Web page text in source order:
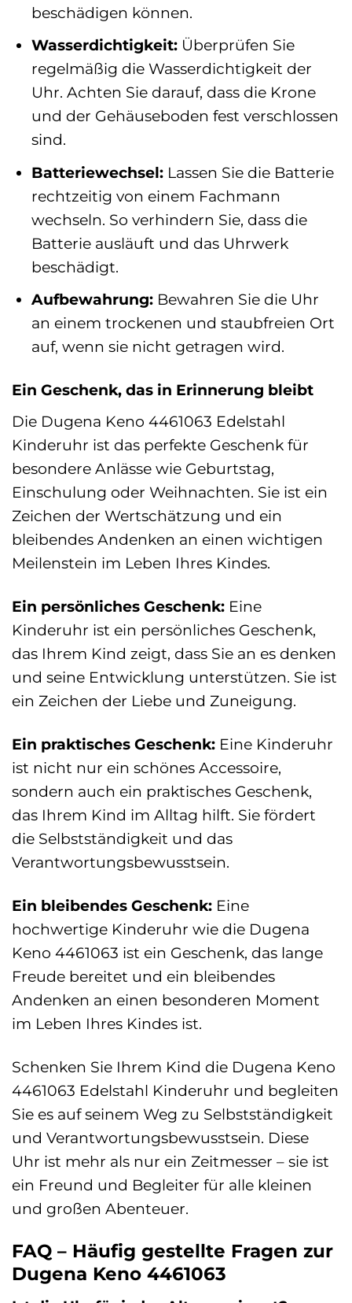
beschädigen können.
Wasserdichtigkeit:Überprüfen Sie
regelmäßig die Wasserdichtigkeit der
Uhr. Achten Sie darauf, dass die Krone
und der Gehäuseboden fest verschlossen
sind.
Batteriewechsel:Lassen Sie die Batterie
rechtzeitig von einem Fachmann
wechseln. So verhindern Sie, dass die
Batterie ausläuft und das Uhrwerk
beschädigt.
Aufbewahrung:Bewahren Sie die Uhr
an einem trockenen und staubfreien Ort
auf, wenn sie nicht getragen wird.
Ein Geschenk, das in Erinnerung bleibt
Die Dugena Keno 4461063 Edelstahl
Kinderuhr ist das perfekte Geschenk für
besondere Anlässe wie Geburtstag,
Einschulung oder Weihnachten. Sie ist ein
Zeichen der Wertschätzung und ein
bleibendes Andenken an einen wichtigen
Meilenstein im Leben Ihres Kindes.
Ein persönliches Geschenk: Eine
Kinderuhr ist ein persönliches Geschenk,
das Ihrem Kind zeigt, dass Sie an es denken
und seine Entwicklung unterstützen. Sie ist
ein Zeichen der Liebe und Zuneigung.
Ein praktisches Geschenk: Eine Kinderuhr
ist nicht nur ein schönes Accessoire,
sondern auch ein praktisches Geschenk,
das Ihrem Kind im Alltag hilft. Sie fördert
die Selbstständigkeit und das
Verantwortungsbewusstsein.
Ein bleibendes Geschenk: Eine
hochwertige Kinderuhr wie die Dugena
Keno 4461063 ist ein Geschenk, das lange
Freude bereitet und ein bleibendes
Andenken an einen besonderen Moment
im Leben Ihres Kindes ist.
Schenken Sie Ihrem Kind die Dugena Keno
4461063 Edelstahl Kinderuhr und begleiten
Sie es auf seinem Weg zu Selbstständigkeit
und Verantwortungsbewusstsein. Diese
Uhr ist mehr als nur ein Zeitmesser – sie ist
ein Freund und Begleiter für alle kleinen
und großen Abenteuer.
FAQ – Häufig gestellte Fragen zur
Dugena Keno 4461063